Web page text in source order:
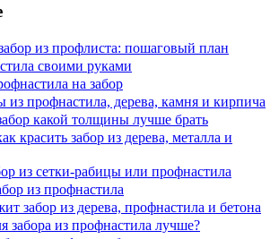
из профлиста: пошаговый план
своими руками
на забор
из профнастила, дерева, камня и кирпича
какой толщины лучше брать
красить забор из дерева, металла и
из сетки-рабицы или профнастила
из профнастила
забор из дерева, профнастила и бетона
забора из профнастила лучше?